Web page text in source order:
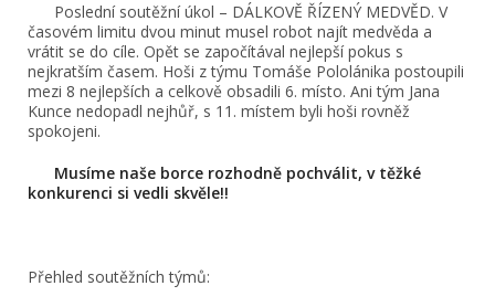
Poslední soutěžní úkol – DÁLKOVĚ ŘÍZENÝ MEDVĚD. V
časovém limitu dvou minut musel robot najít medvěda a
vrátit se do cíle. Opět se započítával nejlepší pokus s
nejkratším časem. Hoši z týmu Tomáše Pololánika postoupili
mezi 8 nejlepších a celkově obsadili 6. místo. Ani tým Jana
Kunce nedopadl nejhůř, s 11. místem byli hoši rovněž
spokojeni.
Musíme naše borce rozhodně pochválit, v těžké
konkurenci si vedli skvěle!!
Přehled soutěžních týmů: